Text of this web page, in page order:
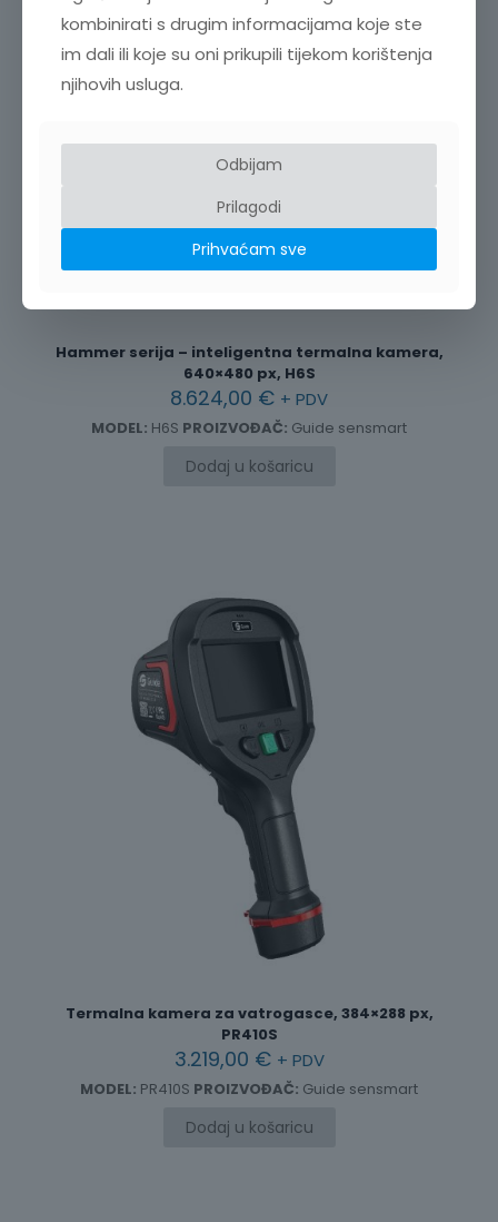
Hammer serija – inteligentna termalna kamera,
640×480 px, H6S
8.624,00 € + PDV
MODEL: H6S PROIZVOĐAČ: Guide sensmart
Dodaj u košaricu
Termalna kamera za vatrogasce, 384×288 px,
PR410S
3.219,00 € + PDV
MODEL: PR410S PROIZVOĐAČ: Guide sensmart
Dodaj u košaricu
kombinirati s drugim informacijama koje ste
im dali ili koje su oni prikupili tijekom korištenja
njihovih usluga.
Odbijam
Prilagodi
Prihvaćam sve